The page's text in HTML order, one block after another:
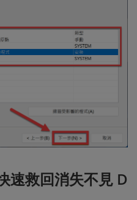
速救回消失不見 D